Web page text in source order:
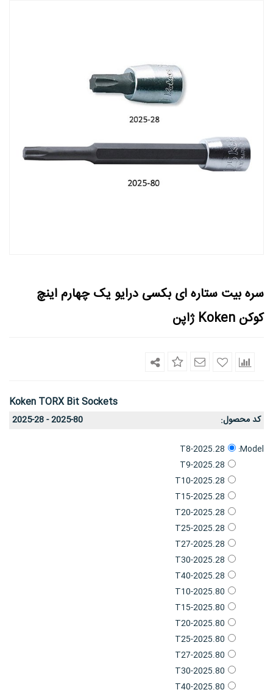
سره بیت ستاره ای بکسی درایو یک چهارم اینچ
کوکن Koken ژاپن
Koken TORX Bit Sockets
کد محصول:
2025-28 - 2025-80
Model:
2025.28-T8
2025.28-T9
2025.28-T10
2025.28-T15
2025.28-T20
2025.28-T25
2025.28-T27
2025.28-T30
2025.28-T40
2025.80-T10
2025.80-T15
2025.80-T20
2025.80-T25
2025.80-T27
2025.80-T30
2025.80-T40